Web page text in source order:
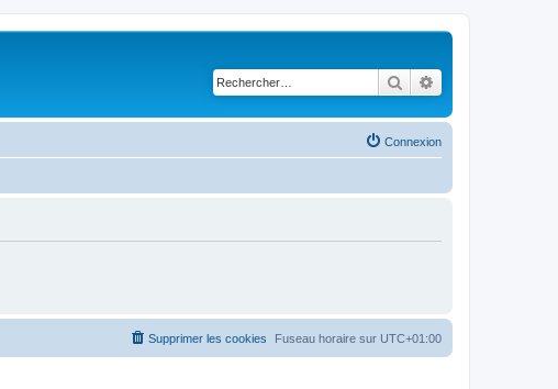
Rechercher
Connexion
Fuseau horaire sur UTC+01:00
Supprimer les cookies